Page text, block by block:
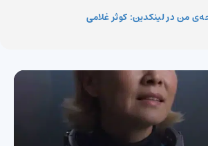
من در لینکدین: کوثر غلامی